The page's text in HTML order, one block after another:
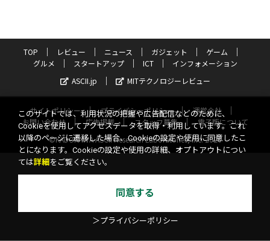
TOP レビュー ニュース ガジェット
ゲーム
グルメ
スタートアップ ICT
インフォメーション
ASCII.jp
MITテクノロジーレビュー
サイトポリシー プライバシーポリシー
運営会社
お問い合わせ
広告掲載 スタッフ募集
電子版について
©KADOKAWA ASCII Research Laboratories, Inc. 2026
このサイトでは、利用状況の把握や広告配信などのために、
Cookieを使用してアクセスデータを取得・利用しています。これ
以降のページに遷移した場合、Cookieの設定や使用に同意したこ
とになります。Cookieの設定や使用の詳細、オプトアウトについ
ては詳細 をご覧ください。
同意する
＞プライバシーポリシー